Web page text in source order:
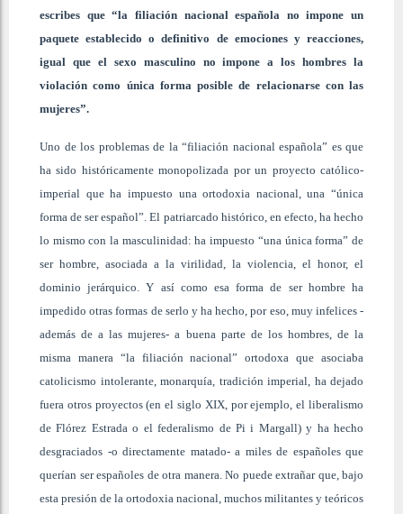
escribes que “la filiación nacional española no impone un
paquete establecido o definitivo de emociones y reacciones,
igual que el sexo masculino no impone a los hombres la
violación como única forma posible de relacionarse con las
mujeres”.
Uno de los problemas de la “filiación nacional española” es que
ha sido históricamente monopolizada por un proyecto católico-
imperial que ha impuesto una ortodoxia nacional, una “única
forma de ser español”. El patriarcado histórico, en efecto, ha hecho
lo mismo con la masculinidad: ha impuesto “una única forma” de
ser hombre, asociada a la virilidad, la violencia, el honor, el
dominio jerárquico. Y así como esa forma de ser hombre ha
impedido otras formas de serlo y ha hecho, por eso, muy infelices -
además de a las mujeres- a buena parte de los hombres, de la
misma manera “la filiación nacional” ortodoxa que asociaba
catolicismo intolerante, monarquía, tradición imperial, ha dejado
fuera otros proyectos (en el siglo XIX, por ejemplo, el liberalismo
de Flórez Estrada o el federalismo de Pi i Margall) y ha hecho
desgraciados -o directamente matado- a miles de españoles que
querían ser españoles de otra manera. No puede extrañar que, bajo
esta presión de la ortodoxia nacional, muchos militantes y teóricos